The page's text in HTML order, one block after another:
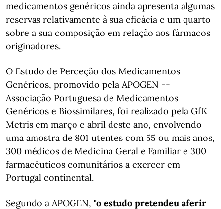
medicamentos genéricos ainda apresenta algumas
reservas relativamente à sua eficácia e um quarto
sobre a sua composição em relação aos fármacos
originadores.
O Estudo de Perceção dos Medicamentos
Genéricos, promovido pela APOGEN --
Associação Portuguesa de Medicamentos
Genéricos e Biossimilares, foi realizado pela GfK
Metris em março e abril deste ano, envolvendo
uma amostra de 801 utentes com 55 ou mais anos,
300 médicos de Medicina Geral e Familiar e 300
farmacêuticos comunitários a exercer em
Portugal continental.
Segundo a APOGEN, "o estudo pretendeu aferir